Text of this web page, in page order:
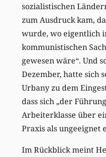
sozialistischen
zum Ausdruck kam,
wurde, wo eigentlich
kommunistischen
gewesen wäre“. Und
Dezember, hatte sich
Urbany zu dem
dass sich „der
Arbeiterklasse über
Praxis als ungeeignet
Im Rückblick meint